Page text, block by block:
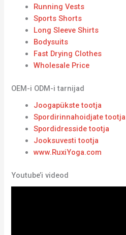
Running Vests
Sports Shorts
Long Sleeve Shirts
Bodysuits
Fast Drying Clothes
Wholesale Price
OEM-i ODM-i tarnijad
Joogapükste tootja
Spordirinnahoidjate tootja
Spordidresside tootja
Jooksuvesti tootja
www.RuxiYoga.com
Youtube’i videod